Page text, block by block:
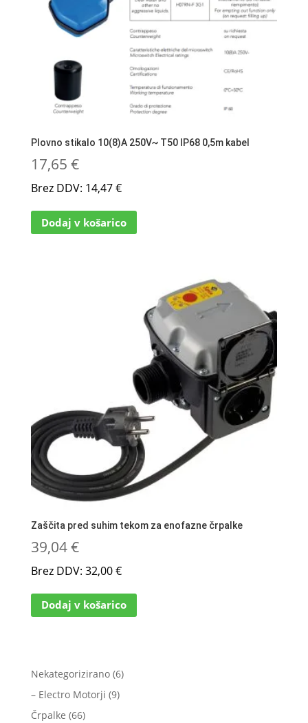
Plovno stikalo 10(8)A 250V~ T50 IP68 0,5m kabel
17,65 €
Brez DDV: 14,47€
Dodaj v košarico
Zaščita pred suhim tekom za enofazne črpalke
39,04€
Brez DDV: 32,00€
Dodaj v košarico
Nekategorizirano 66
– Electro Motorji 99
Črpalke 6666